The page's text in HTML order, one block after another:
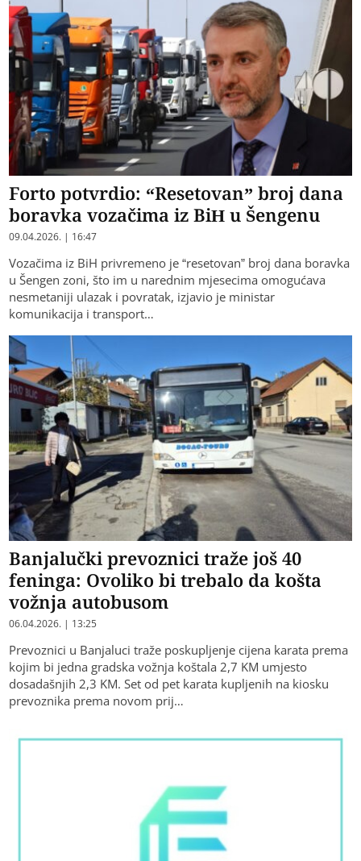
Forto potvrdio: “Resetovan” broj dana
boravka vozačima iz BiH u Šengenu
09.04.2026. | 16:47
Vozačima iz BiH privremeno je “resetovan” broj dana boravka
u Šengen zoni, što im u narednim mjesecima omogućava
nesmetaniji ulazak i povratak, izjavio je ministar
komunikacija i transport…
Banjalučki prevoznici traže još 40
feninga: Ovoliko bi trebalo da košta
vožnja autobusom
06.04.2026. | 13:25
Prevoznici u Banjaluci traže poskupljenje cijena karata prema
kojim bi jedna gradska vožnja koštala 2,7 KM umjesto
dosadašnjih 2,3 KM. Set od pet karata kupljenih na kiosku
prevoznika prema novom prij…